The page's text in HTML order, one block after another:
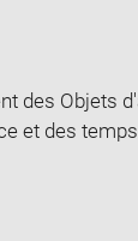
des Objets
et des